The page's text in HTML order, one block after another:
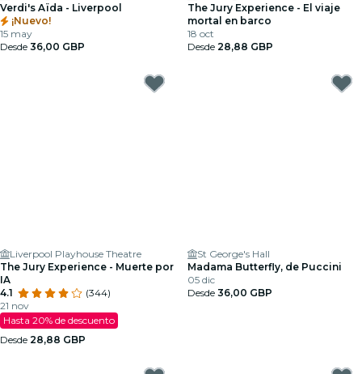
Verdi's Aïda - Liverpool
¡Nuevo!
15 may
Desde 36,00 GBP
The Jury Experience - El viaje
mortal en barco
18 oct
Desde 28,88 GBP
Liverpool Playhouse Theatre
The Jury Experience - Muerte por
IA
4.1
(344)
21 nov
Hasta 20% de descuento
Desde 28,88 GBP
St George's Hall
Madama Butterfly, de Puccini
05 dic
Desde 36,00 GBP